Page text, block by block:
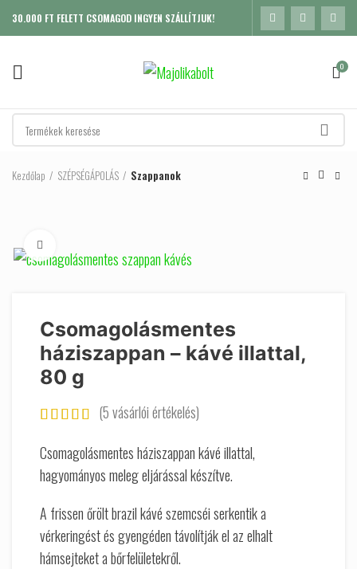
30.000 FT FELETT CSOMAGOD INGYEN SZÁLLÍTJUK!
0
Kezdőlap SZÉPSÉGÁPOLÁS Szappanok
Csomagolásmentes
háziszappan – kávé illattal,
80 g
(5vásárlói értékelés)
Csomagolásmentes háziszappan kávé illattal,
hagyományos meleg eljárással készítve.
A frissen őrölt brazil kávé szemcséi serkentik a
vérkeringést és gyengéden távolítják el az elhalt
hámsejteket a bőrfelületekről.